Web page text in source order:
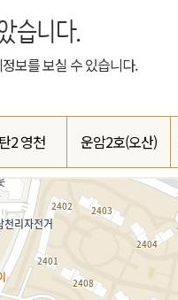
습니다.
보를 보실 수 있습니다.
2 영천 운암2호(오산)